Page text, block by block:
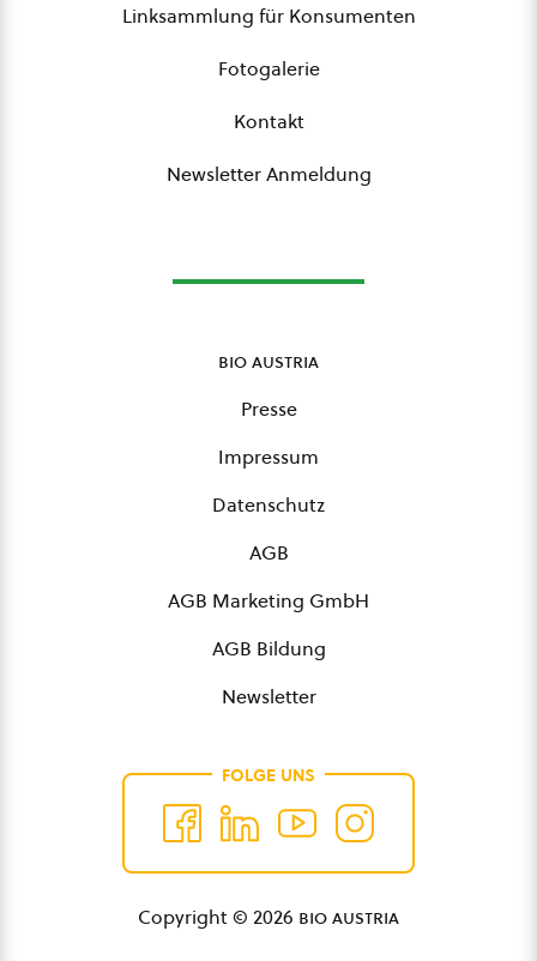
Linksammlung für Konsumenten
Fotogalerie
Kontakt
Newsletter Anmeldung
bio austria
Presse
Impressum
Datenschutz
AGB
AGB Marketing GmbH
AGB Bildung
Newsletter
FOLGE UNS
Copyright © 2026 bio austria